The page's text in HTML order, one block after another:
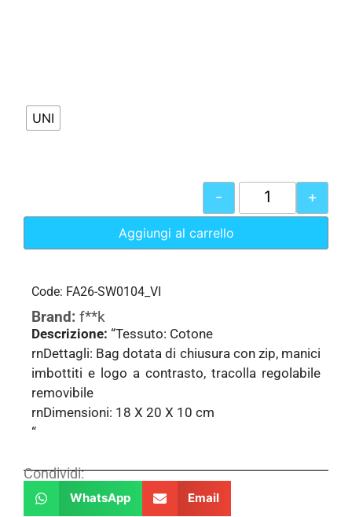
UNI
- +
Aggiungi al carrello
Code: FA26-SW0104_VI
Brand: f**k
Descrizione: “Tessuto: Cotone
rnDettagli: Bag dotata di chiusura con zip, manici
imbottiti e logo a contrasto, tracolla regolabile
removibile
rnDimensioni: 18 X 20 X 10 cm
“
Condividi:
WhatsApp Email